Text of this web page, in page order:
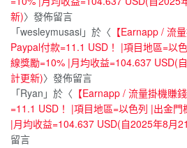
新)〉發佈留言
「wesleymusasi」於〈 【Earnapp / 流
Paypal付款=11.1 USD！ |項目地區=以
線獎勵=10% |月均收益=104.637 USD(
計更新)〉發佈留言
「Ryan 」於〈 【Earnapp / 流量掛機賺
=11.1 USD！ |項目地區=以色列 |出金
|月均收益=104.637 USD(自2025年8月
留言